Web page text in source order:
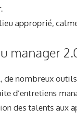
approprié,
manager
de nombreux
d’entretiens
des talents aux